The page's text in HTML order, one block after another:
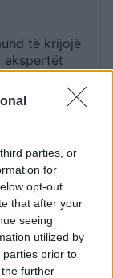
parties, or
for
opt-out
that after your
seeing
utilized by
parties prior to
further
të krijojë
ekspertët
ekspertë
e zhvillimit të